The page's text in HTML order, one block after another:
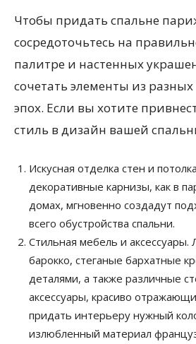
Чтобы придать спальне
сосредоточьтесь на
палитре и настенных
сочетать элементы из
эпох. Если вы хотите
стиль в дизайн вашей
Искусная отделка стен и
декоративные карнизы, как в
домах, мгновенно создадут
всего обустройства спальни.
Стильная мебель и аксессуары.
барокко, стеганые бархатные
деталями, а также различные
аксессуары, красиво
придать интерьеру нужный
излюбленный материал